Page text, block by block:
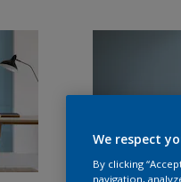
We respect
By clicking
navigation,